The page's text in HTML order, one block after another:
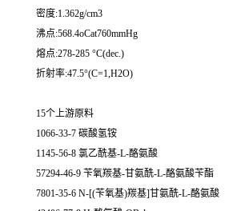
密度:1.362g/cm3
沸点:568.4oCat760mmHg
熔点:278-285 °C(dec.)
折射率:47.5°(C=1,H2O)
15个上游原料
1066-33-7 碳酸氢铵
1145-56-8 氯乙酰基-L-酪氨酸
57294-46-9 苄氧羰基-甘氨酰-L-酪氨酸苄酯
7801-35-6 N-[(苄氧基)羰基]甘氨酰-L-酪氨酸